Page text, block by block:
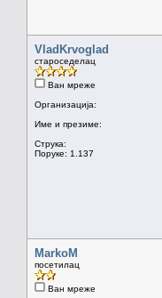
VladKrvoglad
староседелац
Ван мреже
Организација:
Име и презиме:
Струка:
Поруке: 1.137
MarkoM
посетилац
Ван мреже